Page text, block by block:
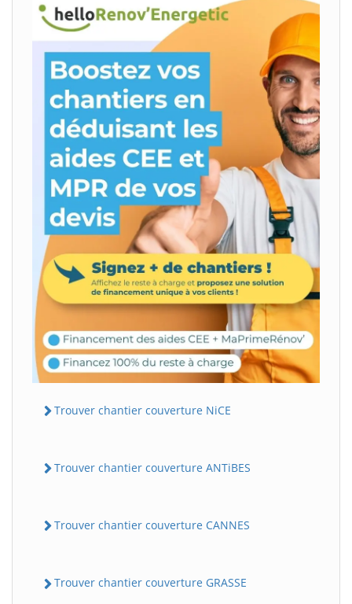
Trouver chantier couverture NiCE
Trouver chantier couverture ANTiBES
Trouver chantier couverture CANNES
Trouver chantier couverture GRASSE